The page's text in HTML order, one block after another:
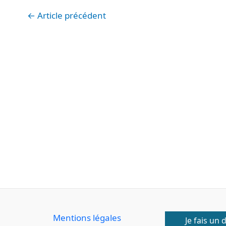
← Article précédent
Mentions légales Je fais un